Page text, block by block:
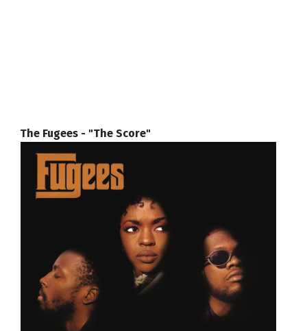
The Fugees - "The Score"